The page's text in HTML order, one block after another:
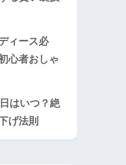
ィース必
心者おしゃ
はいつ？絶
げ法則